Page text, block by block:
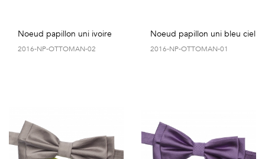
Noeud papillon uni ivoire
2016-NP-OTTOMAN-02
Noeud papillon uni bleu ciel
2016-NP-OTTOMAN-01